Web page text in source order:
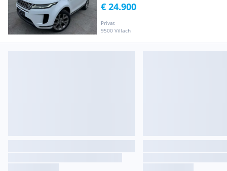
Privat
9500 Villach
€ 24.900